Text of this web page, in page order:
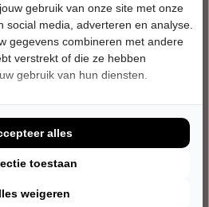
Meer info
gebruik van onze site met onze
social media, adverteren en analyse.
gegevens combineren met andere
verstrekt of die ze hebben
gebruik van hun diensten.
weigeren
toestaan
alles